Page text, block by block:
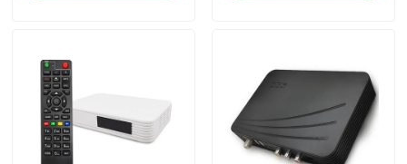
テレビの上箱
DVBCはセット トップ ボックスを